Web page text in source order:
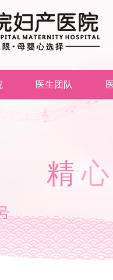
医生团队
精 心